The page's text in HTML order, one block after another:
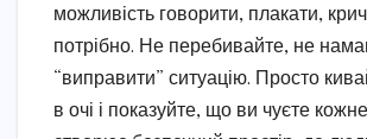
можливість говорити, плакати,
потрібно. Не перебивайте, не
“виправити” ситуацію. Просто
в очі і показуйте, що ви чуєте